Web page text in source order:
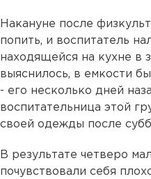
Накануне после
попить, и воспитатель
находящейся на кухне в
выяснилось, в емкости
- его несколько дней
воспитательница этой
своей одежды после
В результате четверо
почувствовали себя